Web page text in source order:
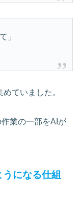
」
ていました。
業の一部をAIが
になる仕組